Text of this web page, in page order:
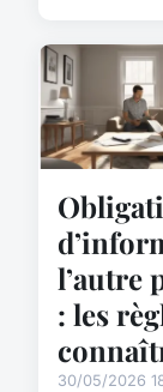
l’autre
: les
30/05/2026